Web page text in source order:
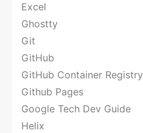
Excel
Ghostty
Git
GitHub
GitHub Container Registry
Github Pages
Google Tech Dev Guide
Helix